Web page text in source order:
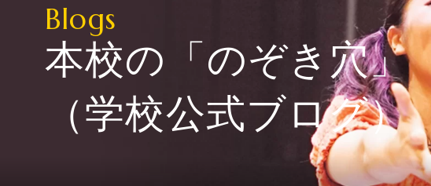
専攻・コース紹介
Blogs
本校の「のぞき穴」
（学校公式ブログ）